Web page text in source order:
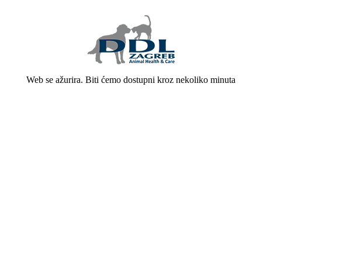
Web se ažurira. Biti ćemo dostupni kroz nekoliko minuta